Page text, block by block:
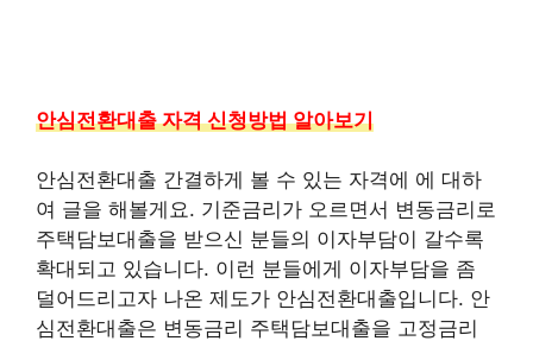
안심전환대출 자격 신청방법 알아보기
안심전환대출 간결하게 볼 수 있는 자격에 에 대하
여 글을 해볼게요. 기준금리가 오르면서 변동금리로
주택담보대출을 받으신 분들의 이자부담이 갈수록
확대되고 있습니다. 이런 분들에게 이자부담을 좀
덜어드리고자 나온 제도가 안심전환대출입니다. 안
심전환대출은 변동금리 주택담보대출을 고정금리